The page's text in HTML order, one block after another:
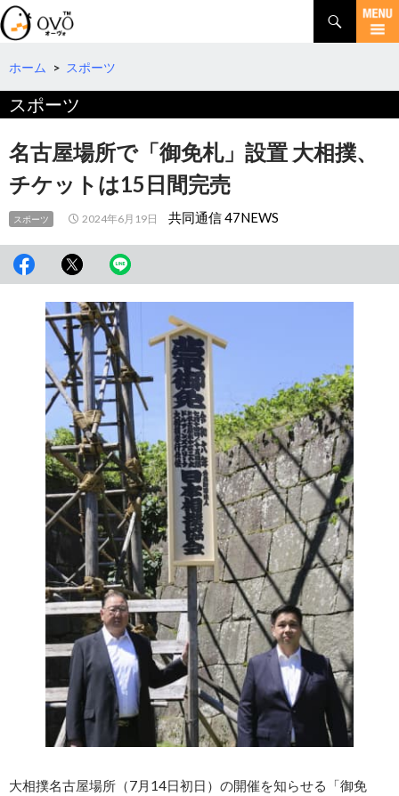
検
索
コ
テ
へ
動
ホーム > スポーツ
スポーツ
名古屋場所で「御免札」設置 大相撲、
チケットは15日間完売
スポーツ 2024年6月19日 共同通信 47NEWS
大相撲名古屋場所（7月14日初日）の開催を知らせる「御免